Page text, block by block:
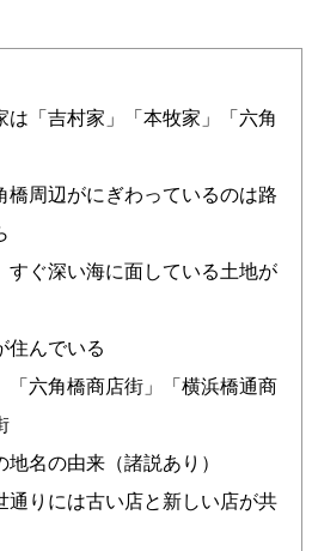
は「吉村家」「本牧家」「六角
橋周辺がにぎわっているのは路
すぐ深い海に面している土地が
住んでいる
「六角橋商店街」「横浜橋通商
地名の由来（諸説あり）
通りには古い店と新しい店が共